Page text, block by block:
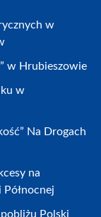
w
w Hrubieszowie
w
Na Drogach
na
Polski